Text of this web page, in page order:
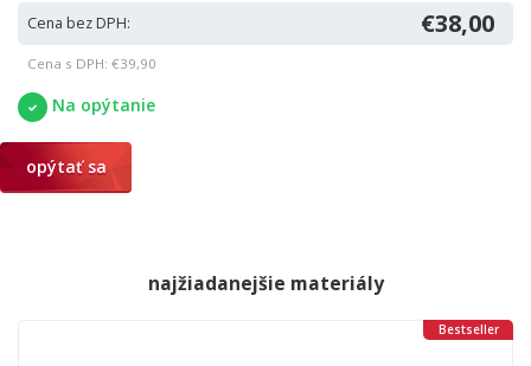
Cena bez DPH: €38,00
Cena s DPH: €39,90
Na opýtanie
opýtať sa
najžiadanejšie materiály
Bestseller